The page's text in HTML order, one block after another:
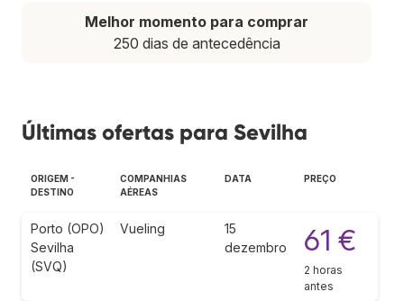
Melhor momento para comprar
250 dias de antecedência
Últimas ofertas para Sevilha
ORIGEM -
DESTINO
COMPANHIAS
AÉREAS
DATA PREÇO
Porto (OPO)
Sevilha
(SVQ)
Vueling
15
dezembro
61 €
2 horas
antes